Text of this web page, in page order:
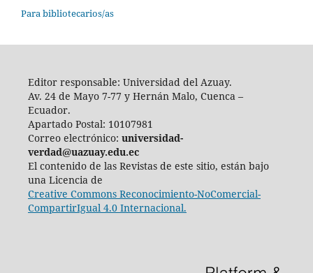
Para bibliotecarios/as
Editor responsable: Universidad del Azuay.
Av. 24 de Mayo 7-77 y Hernán Malo, Cuenca –
Ecuador.
Apartado Postal: 10107981
Correo electrónico: universidad-
verdad@uazuay.edu.ec
El contenido de las Revistas de este sitio, están bajo
una Licencia de
Creative Commons Reconocimiento-NoComercial-
CompartirIgual 4.0 Internacional.